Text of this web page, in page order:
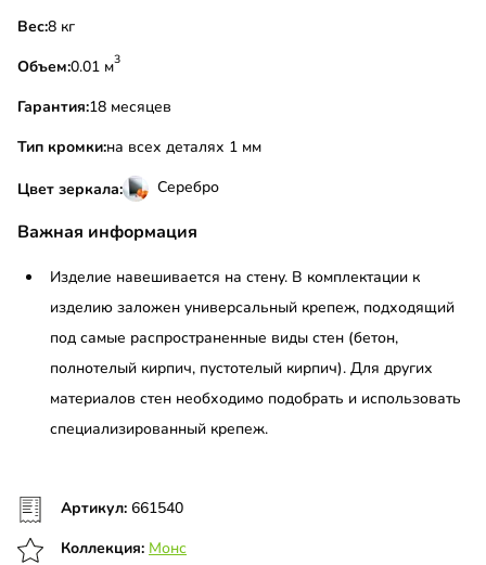
Вес:
8 кг
Объем:
0.01 м3
Гарантия:18 месяцев
Тип кромки:на всех деталях 1 мм
Цвет зеркала: Серебро
Важная информация
Изделие навешивается на стену. В комплектации к
изделию заложен универсальный крепеж, подходящий
под самые распространенные виды стен (бетон,
полнотелый кирпич, пустотелый кирпич). Для других
материалов стен необходимо подобрать и использовать
специализированный крепеж.
Артикул: 661540
Коллекция: Монс